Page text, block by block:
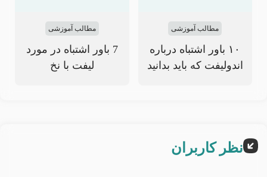
مطالب آموزشی
۱۰ باور اشتباه درباره
اندولیفت که باید بدانید
مطالب آموزشی
7 باور اشتباه در مورد
لیفت با نخ
نظر کاربران